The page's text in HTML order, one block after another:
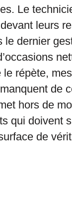
Le
leurs
dernier
le répète,
de
hors de
qui doivent
de